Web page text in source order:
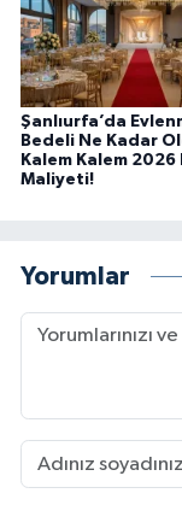
Şanlıurfa’da
Bedeli Ne Kadar
Kalem Kalem 2026
Maliyeti!
Yorumlar